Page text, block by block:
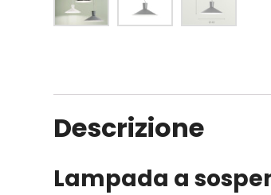
Descrizione
Lampada a